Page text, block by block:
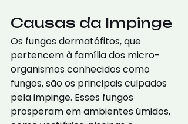
Causas da Impinge
Os fungos dermatófitos, que
pertencem à família dos micro-
organismos conhecidos como
fungos, são os principais culpados
pela impinge. Esses fungos
prosperam em ambientes úmidos,